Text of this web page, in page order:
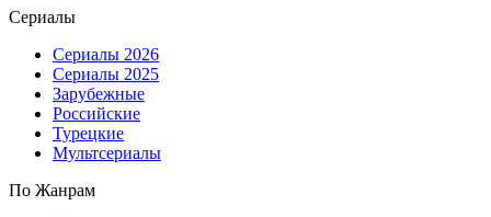
Сериалы
Сериалы 2026
Сериалы 2025
Зарубежные
Российские
Турецкие
Мультсериалы
По Жанрам